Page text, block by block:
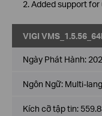
2. Added support
VIGI
Ngày Phát Hành:
Ngôn Ngữ: Multi-
Kích cỡ tập tin: